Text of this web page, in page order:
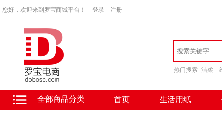
您好，欢迎来到罗宝商城平台！ 登录 注册
热门搜索 洁柔
全部商品分类 首页 生活用纸